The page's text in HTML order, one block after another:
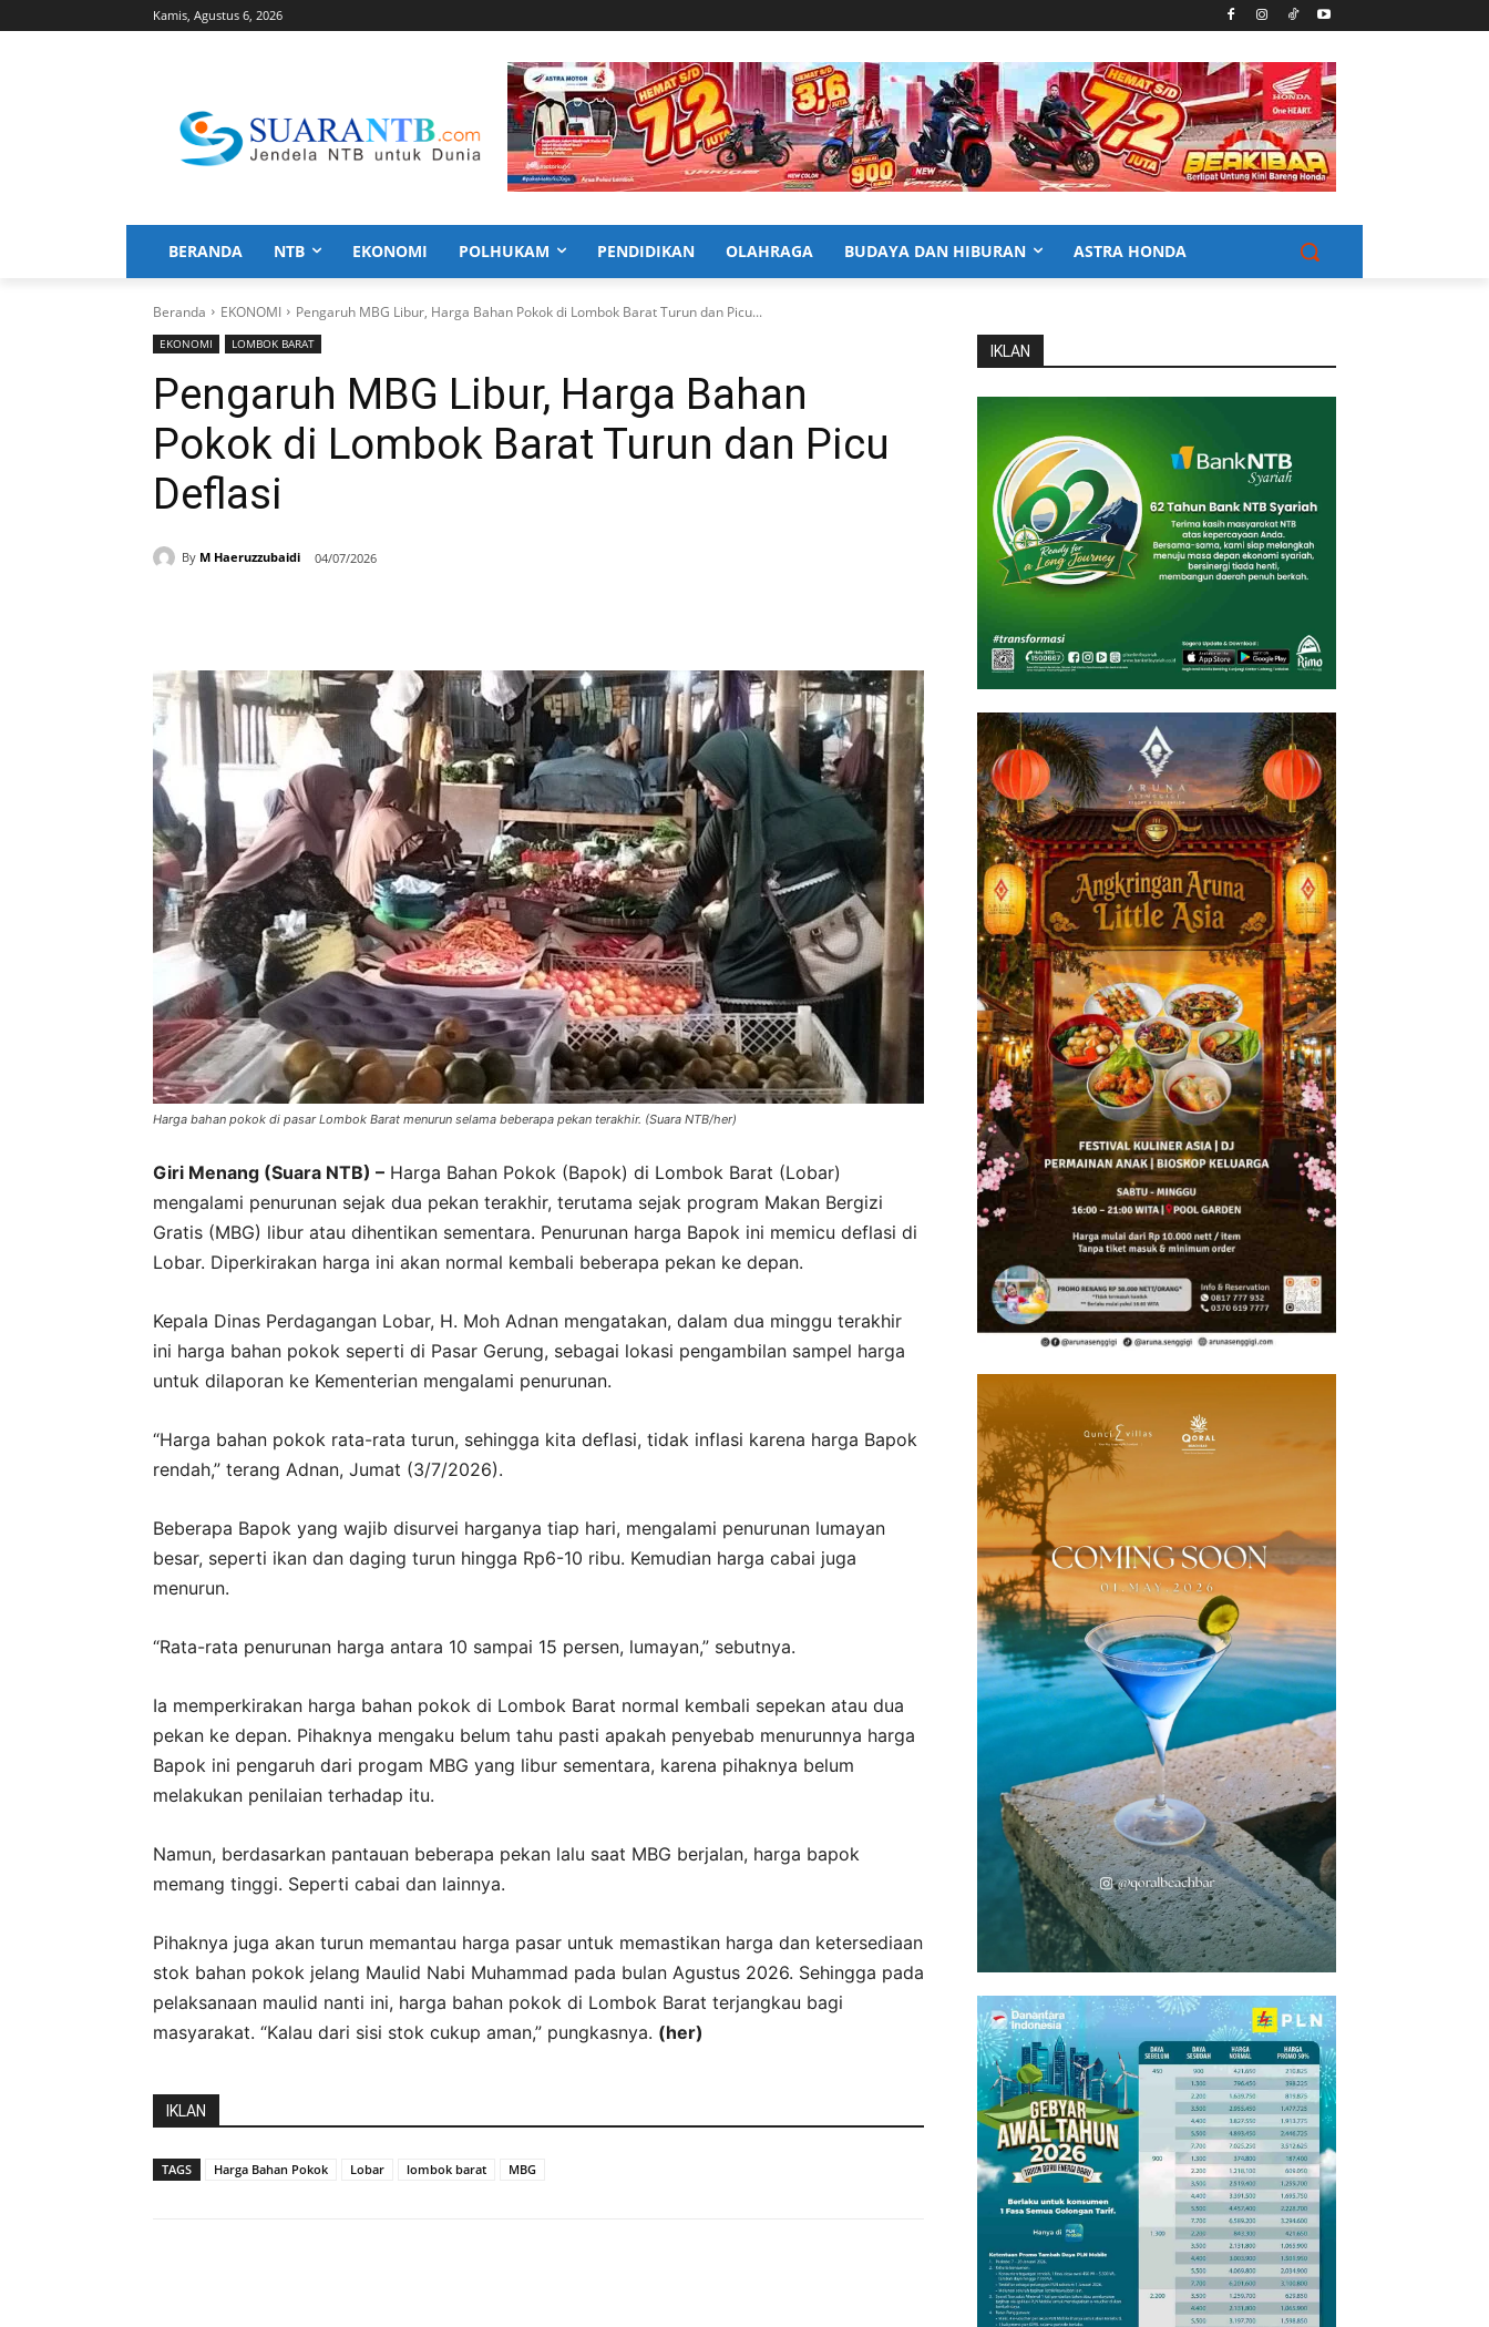
Kamis, Agustus 6, 2026
BERANDA NTB EKONOMI POLHUKAM PENDIDIKAN OLAHRAGA BUDAYA DAN HIBURAN ASTRA HONDA
Beranda EKONOMI Pengaruh MBG Libur, Harga Bahan Pokok di Lombok Barat Turun dan Picu...
EKONOMI LOMBOK BARAT
Pengaruh MBG Libur, Harga Bahan
Pokok di Lombok Barat Turun dan Picu
Deflasi
By M Haeruzzubaidi 04/07/2026
Harga bahan pokok di pasar Lombok Barat menurun selama beberapa pekan terakhir. (Suara NTB/her)
Giri Menang (Suara NTB) – Harga Bahan Pokok (Bapok) di Lombok Barat (Lobar)
mengalami penurunan sejak dua pekan terakhir, terutama sejak program Makan Bergizi
Gratis (MBG) libur atau dihentikan sementara. Penurunan harga Bapok ini memicu deflasi di
Lobar. Diperkirakan harga ini akan normal kembali beberapa pekan ke depan.
Kepala Dinas Perdagangan Lobar, H. Moh Adnan mengatakan, dalam dua minggu terakhir
ini harga bahan pokok seperti di Pasar Gerung, sebagai lokasi pengambilan sampel harga
untuk dilaporan ke Kementerian mengalami penurunan.
“Harga bahan pokok rata-rata turun, sehingga kita deflasi, tidak inflasi karena harga Bapok
rendah,” terang Adnan, Jumat (3/7/2026).
Beberapa Bapok yang wajib disurvei harganya tiap hari, mengalami penurunan lumayan
besar, seperti ikan dan daging turun hingga Rp6-10 ribu. Kemudian harga cabai juga
menurun.
“Rata-rata penurunan harga antara 10 sampai 15 persen, lumayan,” sebutnya.
Ia memperkirakan harga bahan pokok di Lombok Barat normal kembali sepekan atau dua
pekan ke depan. Pihaknya mengaku belum tahu pasti apakah penyebab menurunnya harga
Bapok ini pengaruh dari progam MBG yang libur sementara, karena pihaknya belum
melakukan penilaian terhadap itu.
Namun, berdasarkan pantauan beberapa pekan lalu saat MBG berjalan, harga bapok
memang tinggi. Seperti cabai dan lainnya.
Pihaknya juga akan turun memantau harga pasar untuk memastikan harga dan ketersediaan
stok bahan pokok jelang Maulid Nabi Muhammad pada bulan Agustus 2026. Sehingga pada
pelaksanaan maulid nanti ini, harga bahan pokok di Lombok Barat terjangkau bagi
masyarakat. “Kalau dari sisi stok cukup aman,” pungkasnya. (her)
IKLAN
TAGS Harga Bahan Pokok Lobar lombok barat MBG
IKLAN